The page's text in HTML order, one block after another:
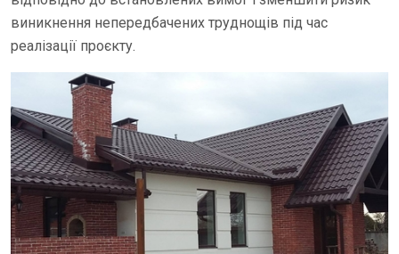
виникнення непередбачених труднощів під час
реалізації проєкту.